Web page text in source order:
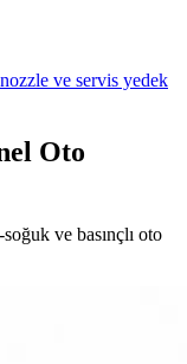
ve servis yedek
Oto
ve basınçlı oto